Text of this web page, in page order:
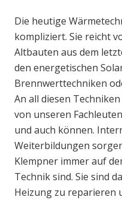
Die heutige
kompliziert. Sie reicht
Altbauten aus dem
den energetischen
Brennwerttechniken
An all diesen
von unseren
und auch können.
Weiterbildungen
Klempner immer auf
Technik sind. Sie sind
Heizung zu reparieren